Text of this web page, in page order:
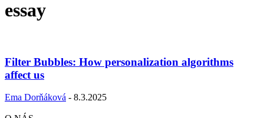
essay
Filter Bubbles: How personalization algorithms
affect us
Ema Dorňáková - 8.3.2025